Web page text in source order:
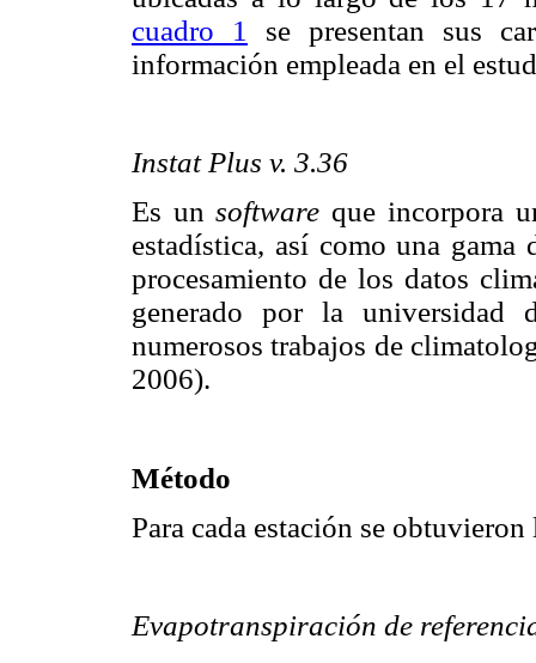
cuadro 1
se presentan sus
información empleada en el
Instat Plus v. 3.36
Es unsoftware que incorpora
estadística, así como una
procesamiento de los datos
generado por la universidad
numerosos trabajos de
2006).
Método
Para cada estación se
Evapotranspiración de